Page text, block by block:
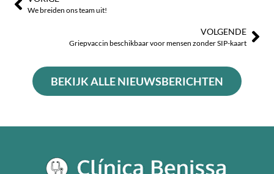
Prev
We breiden ons team uit!
VOLGENDE
Griepvaccin beschikbaar voor mensen zonder SIP-kaart
BEKIJK ALLE NIEUWSBERICHTEN